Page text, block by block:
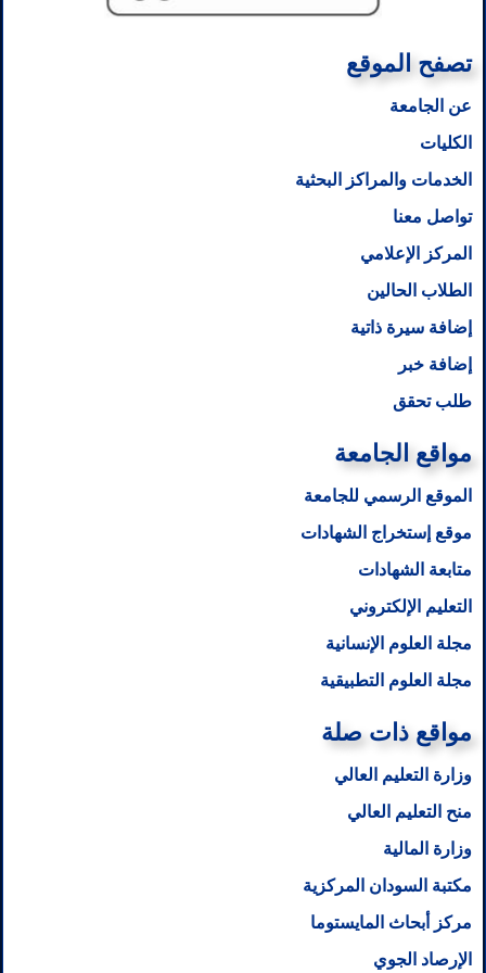
تصفح الموقع
عن الجامعة
الكليات
الخدمات والمراكز البحثية
تواصل معنا
المركز الإعلامي
الطلاب الحالين
إضافة سيرة ذاتية
إضافة خبر
طلب تحقق
مواقع الجامعة
الموقع الرسمي للجامعة
موقع إستخراج الشهادات
متابعة الشهادات
التعليم الإلكتروني
مجلة العلوم الإنسانية
مجلة العلوم التطبيقية
مواقع ذات صلة
وزارة التعليم العالي
منح التعليم العالي
وزارة المالية
مكتبة السودان المركزية
مركز أبحاث المايستوما
الإرصاد الجوي